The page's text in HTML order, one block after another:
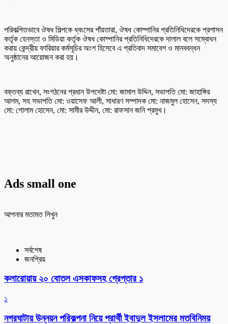
পরিকল্পিতভাবে ঔষধ শিল্পকে ধ্বংসের পাঁয়তারা, ঔষধ কোম্পানির প্রতিনিধিদেরকে প্রশাসন
কর্তৃক হেনস্তা ও মিডিয়া কর্তৃক ঔষধ কোম্পানির প্রতিনিধিদেরকে দালাল বলে সম্বোধন
করায় কেন্দ্রীয় ফারিয়ার কর্মসূচির অংশ হিসেবে এ প্রতিবাদ সমাবেশ ও মানববন্ধন
অনুষ্ঠানের আয়োজন করা হয়।
বক্তব্য রাখেন, সংগঠনের প্রধান উপদেষ্টা মো: জামাল উদ্দিন, সভাপতি মো: জাহাঙ্গির
আলম, সহ সভাপতি মো: ওয়াসেফ আলী, সাধারণ সম্পাদক মো: নাজমুল হোসেন, সদস্য
মো: গোলাম হোসেন, মো: সামীর উদ্দীন, মো: রাফসান জনি প্রমুখ।
Ads small one
আপনার মতামত লিখুন
সর্বশেষ
জনপ্রিয়
কলারোয়ায় ২০ বোতল এসকাফসহ গ্রেপ্তার ১
১
নগরঘাটায় উন্নয়ন পরিকল্পনা নিয়ে প্রার্থী ইবাদুল ইসলামের মতবিনিময়